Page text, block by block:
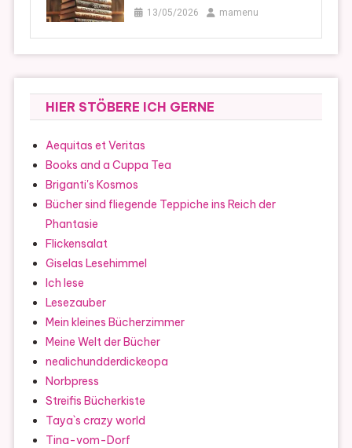
13/05/2026 mamenu
HIER STÖBERE ICH GERNE
Aequitas et Veritas
Books and a Cuppa Tea
Briganti's Kosmos
Bücher sind fliegende Teppiche ins Reich der
Phantasie
Flickensalat
Giselas Lesehimmel
Ich lese
Lesezauber
Mein kleines Bücherzimmer
Meine Welt der Bücher
nealichundderdickeopa
Norbpress
Streifis Bücherkiste
Taya`s crazy world
Tina-vom-Dorf